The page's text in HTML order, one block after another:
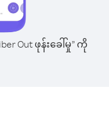
Out ဖုန်းခေါ်မှု” ကို